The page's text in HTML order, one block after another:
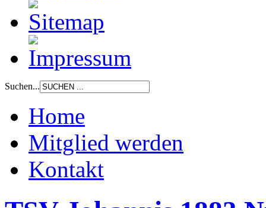
Suchen...
Home
Mitglied werden
Kontakt